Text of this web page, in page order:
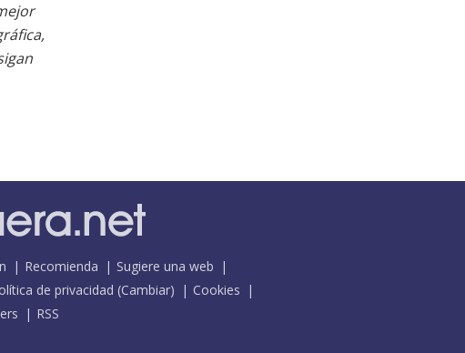
Recomienda
Sugiere una web
de privacidad (Cambiar)
Cookies
RSS